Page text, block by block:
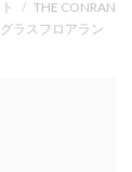
/ THE CONRAN
ラスフロアラン